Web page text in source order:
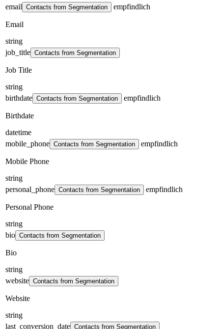
email Contacts from Segmentation empfindlich
Email
string
job_title Contacts from Segmentation
Job Title
string
birthdate Contacts from Segmentation empfindlich
Birthdate
datetime
mobile_phone Contacts from Segmentation empfindlich
Mobile Phone
string
personal_phone Contacts from Segmentation empfindlich
Personal Phone
string
bio Contacts from Segmentation
Bio
string
website Contacts from Segmentation
Website
string
last_conversion_date Contacts from Segmentation